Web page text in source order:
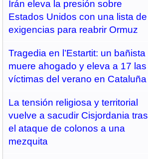
Irán eleva la presión sobre
Estados Unidos con una lista de
exigencias para reabrir Ormuz
Tragedia en l’Estartit: un bañista
muere ahogado y eleva a 17 las
víctimas del verano en Cataluña
La tensión religiosa y territorial
vuelve a sacudir Cisjordania tras
el ataque de colonos a una
mezquita